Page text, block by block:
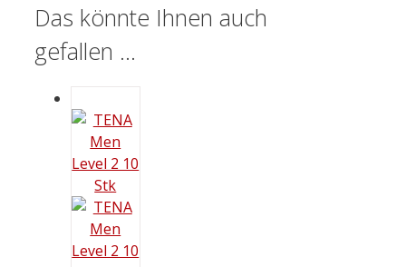
Das könnte Ihnen auch
gefallen …